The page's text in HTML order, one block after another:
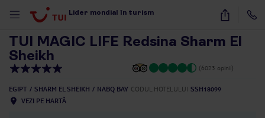
Lider mondial în turism 63
TUI MAGIC LIFE Redsina Sharm El
Sheikh
(6023 opinii)
EGIPT SHARM EL SHEIKH NABQ BAY CODUL HOTELULUI SSH18099
VEZI PE HARTĂ